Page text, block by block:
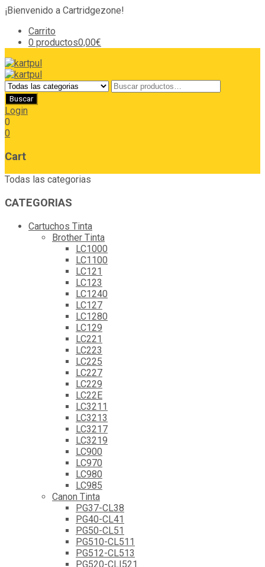
¡Bienvenido a Cartridgezone!
Carrito
0 productos0,00€
Login
0
0
Cart
Todas las categorias
CATEGORIAS
Cartuchos Tinta
Brother Tinta
LC1000
LC1100
LC121
LC123
LC1240
LC127
LC1280
LC129
LC221
LC223
LC225
LC227
LC229
LC22E
LC3211
LC3213
LC3217
LC3219
LC900
LC970
LC980
LC985
Canon Tinta
PG37-CL38
PG40-CL41
PG50-CL51
PG510-CL511
PG512-CL513
PG520-CLI521